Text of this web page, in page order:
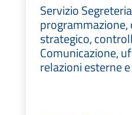
Servizio
strategico,
Comunicazione,
relazioni esterne